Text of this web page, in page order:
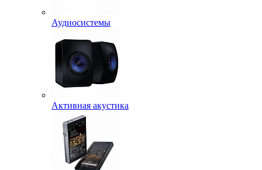
Аудиосистемы
Активная акустика